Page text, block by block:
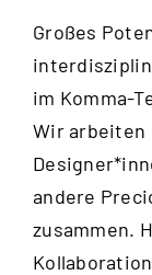
Großes
im Komma-
Wir arbeiten
andere
zusammen.